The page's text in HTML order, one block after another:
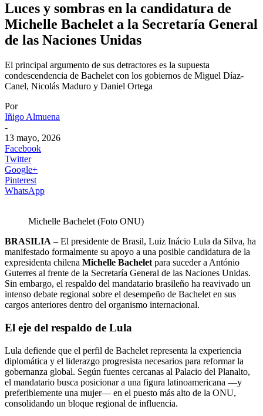
Luces y sombras en la candidatura de
Michelle Bachelet a la Secretaría General
de las Naciones Unidas
El principal argumento de sus detractores es la supuesta
condescendencia de Bachelet con los gobiernos de Miguel Díaz-
Canel, Nicolás Maduro y Daniel Ortega
Por
Iñigo Almuena
-
13 mayo, 2026
Facebook
Twitter
Google+
Pinterest
WhatsApp
Michelle Bachelet (Foto ONU)
BRASILIA – El presidente de Brasil, Luiz Inácio Lula da Silva, ha
manifestado formalmente su apoyo a una posible candidatura de la
expresidenta chilena Michelle Bachelet para suceder a António
Guterres al frente de la Secretaría General de las Naciones Unidas.
Sin embargo, el respaldo del mandatario brasileño ha reavivado un
intenso debate regional sobre el desempeño de Bachelet en sus
cargos anteriores dentro del organismo internacional.
El eje del respaldo de Lula
Lula defiende que el perfil de Bachelet representa la experiencia
diplomática y el liderazgo progresista necesarios para reformar la
gobernanza global. Según fuentes cercanas al Palacio del Planalto,
el mandatario busca posicionar a una figura latinoamericana —y
preferiblemente una mujer— en el puesto más alto de la ONU,
consolidando un bloque regional de influencia.